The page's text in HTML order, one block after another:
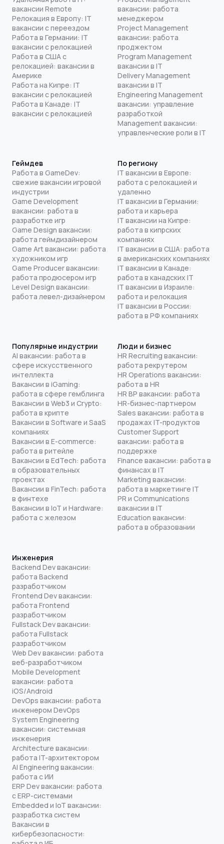
вакансии Remote
Релокация в Европу: IT
вакансии с переездом
Работа в Германии: IT
вакансии с релокацией
Работа в США с
релокацией: вакансии в
Америке
Работа на Кипре: IT
вакансии с релокацией
Работа в Канаде: IT
вакансии с релокацией
вакансии: работа
менеджером
Project Management
вакансии: работа
проджектом
Program Management
вакансии в IT
Delivery Management
вакансии в IT
Engineering Management
вакансии: управление
разработкой
Management вакансии:
управленческие роли в IT
Геймдев
Работа в GameDev:
свежие вакансии игровой
индустрии
Game Development
вакансии: работа в
разработке игр
Game Design вакансии:
работа геймдизайнером
Game Art вакансии: работа
художником игр
Game Producer вакансии:
работа продюсером игр
Level Design вакансии:
работа левел-дизайнером
По региону
IT вакансии в Европе:
работа с релокацией и
удаленно
IT вакансии в Германии:
работа и карьера
IT вакансии на Кипре:
работа в кипрских
компаниях
IT вакансии в США: работа
в американских компаниях
IT вакансии в Канаде:
работа в канадских IT
IT вакансии в Израиле:
работа и релокация
IT вакансии в России:
работа в РФ компаниях
Популярные индустрии
AI вакансии: работа в
сфере искусственного
интеллекта
Вакансии в iGaming:
работа в сфере гемблинга
Вакансии в Web3 и Crypto:
работа в крипте
Вакансии в Software и SaaS
компаниях
Вакансии в E-commerce:
работа в ритейле
Вакансии в EdTech: работа
в образовательных
проектах
Вакансии в FinTech: работа
в финтехе
Вакансии в IoT и Hardware:
работа с железом
Люди и бизнес
HR Recruiting вакансии:
работа рекрутером
HR Operations вакансии:
работа в HR
HR BP вакансии: работа
HR-бизнес-партнером
Sales вакансии: работа в
продажах IT-продуктов
Customer Support
вакансии: работа в
поддержке
Finance вакансии: работа в
финансах в IT
Marketing вакансии:
работа в маркетинге IT
PR и Communications
вакансии в IT
Education вакансии:
работа в образовании
Инженерия
Backend Dev вакансии:
работа Backend
разработчиком
Frontend Dev вакансии:
работа Frontend
разработчиком
Fullstack Dev вакансии:
работа Fullstack
разработчиком
Web Dev вакансии: работа
веб-разработчиком
Mobile Development
вакансии: работа
iOS/Android
DevOps вакансии: работа
инженером DevOps
System Engineering
вакансии: системная
инженерия
Architecture вакансии:
работа IT-архитектором
AI Engineering вакансии:
работа с ИИ
ERP Dev вакансии: работа
с ERP-системами
Embedded и IoT вакансии:
разработка систем
Вакансии в
кибербезопасности: